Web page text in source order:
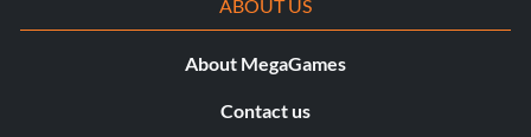
ABOUT US
About MegaGames
Contact us